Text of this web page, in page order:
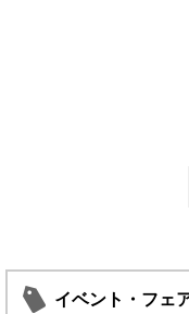
イベント・フェ